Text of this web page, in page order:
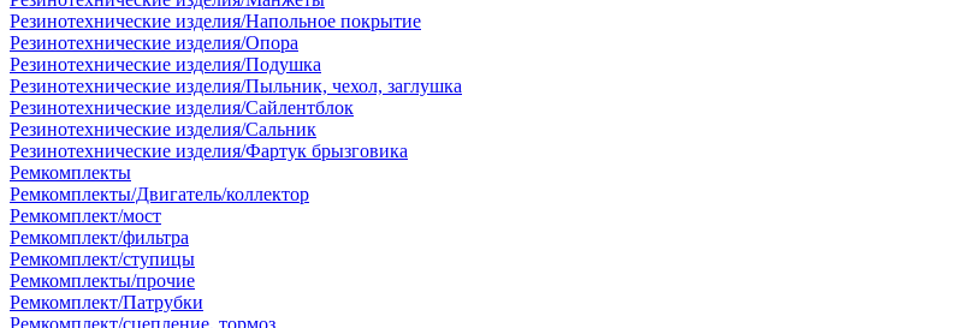
Резинотехнические изделия/Напольное покрытие
Резинотехнические изделия/Опора
Резинотехнические изделия/Подушка
Резинотехнические изделия/Пыльник, чехол, заглушка
Резинотехнические изделия/Сайлентблок
Резинотехнические изделия/Сальник
Резинотехнические изделия/Фартук брызговика
Ремкомплекты
Ремкомплекты/Двигатель/коллектор
Ремкомплект/мост
Ремкомплект/фильтра
Ремкомплект/ступицы
Ремкомплекты/прочие
Ремкомплект/Патрубки
Ремкомплект/сцепление, тормоз